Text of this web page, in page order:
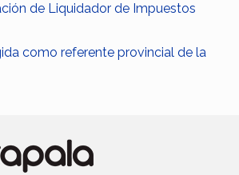
de Liquidador de Impuestos
como referente provincial de la